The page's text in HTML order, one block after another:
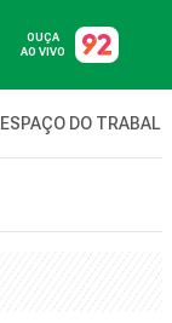
OUÇA
AO VIVO
ESPAÇO DO